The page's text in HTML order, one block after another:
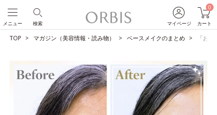
マイページ
0
カート
検索
メニュー
TOP マガジン（美容情報・読み物） ベースメイクのまとめ 「お